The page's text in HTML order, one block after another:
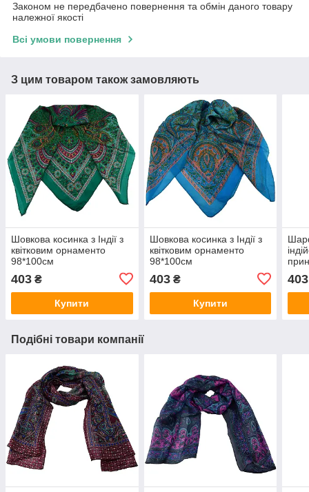
Законом не передбачено повернення та обмін даного товару
належної якості
Всі умови повернення
З цим товаром також замовляють
Шовкова косинка з Індії з
квітковим орнаменто
98*100см
403 ₴
Купити
Шовкова косинка з Індії з
квітковим орнаменто
98*100см
403₴
Купити
403
Подібні товари компанії